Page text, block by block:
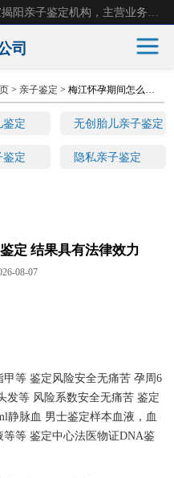
司
鉴定 无创胎儿亲子鉴定
鉴定 隐私亲子鉴定
> 亲子鉴定 > 梅江怀孕期间怎么做亲子鉴定 结果具有法律效力
定 结果具有法律效力
08-07
甲等 鉴定风险安全无痛苦 孕周6
发等 风险系数安全无痛苦 鉴定
静脉血 男士鉴定样本血液，血
等等 鉴定中心法医物证DNA鉴
产前胎儿鉴定
司法亲子鉴定